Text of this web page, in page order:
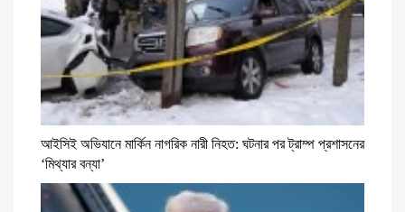
আইসিই অভিযানে মার্কিন নাগরিক নারী নিহত: ঘটনার পর ট্রাম্প প্রশাসনের
‘মিথ্যার বন্যা’